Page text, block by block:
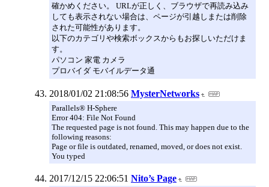
確かめください。 URLが正しく、ブラウザで再読み込み
しても表示されない場合は、ページが引越しまたは削除
された可能性があります。
以下のカテゴリや検索ボックスからもお探しいただけま
す。
パソコン 家電 カメラ
プロバイダ モバイルデータ通
2018/01/02 21:08:56 MysterNetworks
Parallels® H-Sphere
Error 404: File Not Found
The requested page is not found. This may happen due to the
following reasons:
Page or file is outdated, renamed, moved, or does not exist.
You typed
2017/12/15 22:06:51 Nito’s Page